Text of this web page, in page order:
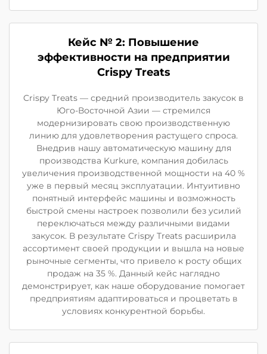
Кейс № 2: Повышение
эффективности на предприятии
Crispy Treats
Crispy Treats — средний производитель закусок в
Юго-Восточной Азии — стремился
модернизировать свою производственную
линию для удовлетворения растущего спроса.
Внедрив нашу автоматическую машину для
производства Kurkure, компания добилась
увеличения производственной мощности на 40 %
уже в первый месяц эксплуатации. Интуитивно
понятный интерфейс машины и возможность
быстрой смены настроек позволили без усилий
переключаться между различными видами
закусок. В результате Crispy Treats расширила
ассортимент своей продукции и вышла на новые
рыночные сегменты, что привело к росту общих
продаж на 35 %. Данный кейс наглядно
демонстрирует, как наше оборудование помогает
предприятиям адаптироваться и процветать в
условиях конкурентной борьбы.